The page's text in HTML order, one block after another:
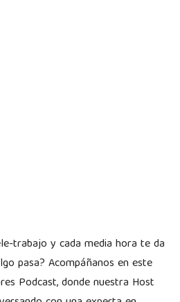
trabajo y cada media hora te da
pasa? Acompáñanos en este
Podcast, donde nuestra Host